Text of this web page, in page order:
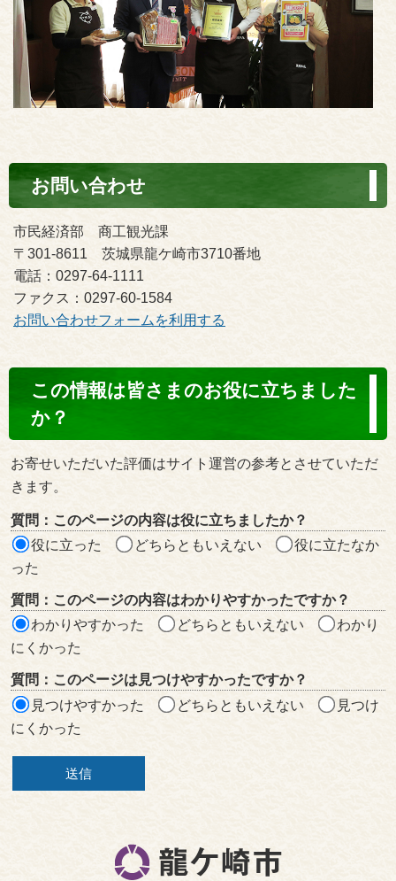
お問い合わせ
市民経済部 商工観光課
〒301-8611 茨城県龍ケ崎市3710番地
電話：0297-64-1111
ファクス：0297-60-1584
お問い合わせフォームを利用する
ン
ン
ツ
評
価
ア
この情報は皆さまのお役に立ちました
か？
お寄せいただいた評価はサイト運営の参考とさせていただ
きます。
質問：このページの内容は役に立ちましたか？
役に立った
どちらともいえない
役に立たなか
った
質問：このページの内容はわかりやすかったですか？
わかりやすかった
どちらともいえない
わかり
にくかった
質問：このページは見つけやすかったですか？
見つけやすかった
どちらともいえない
見つけ
にくかった